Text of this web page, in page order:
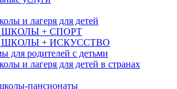
и лагеря для детей
+ СПОРТ
ШКОЛЫ + ИСКУССТВО
для родителей с детьми
и лагеря для детей в странах
пансионаты